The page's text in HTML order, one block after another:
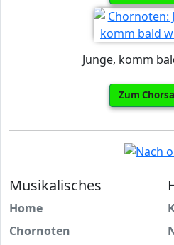
Junge, komm
Zum
Musikalisches
Home
Chornoten